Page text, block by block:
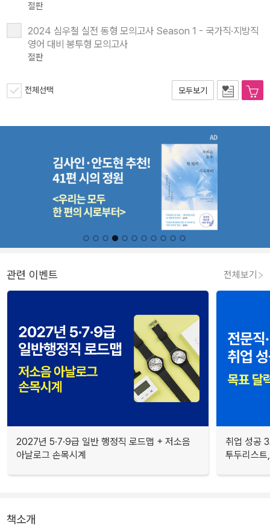
절판
2024 심우철 실전 동형 모의고사 Season 1 - 국가직·지방직
영어 대비 봉투형 모의고사
절판
전체선택 모두보기
관련 이벤트 전체보기
2027년 5·7·9급 일반 행정직 로드맵 + 저소음
아날로그 손목시계
취업 성공
투두리스
책소개